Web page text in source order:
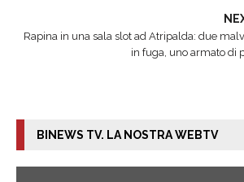
Rapina in una sala slot ad Atripalda: due
in fuga, uno armato di
BINEWS TV. LA NOSTRA WEBTV